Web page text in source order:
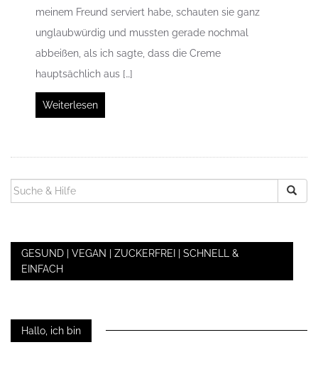
meinem Freund serviert habe, schauten sie ganz
unglaubwürdig und mussten gerade nochmal
abbeißen, als ich sagte, dass die Creme
hauptsächlich aus […]
Weiterlesen
SUCHEN
NACH:
GESUND | VEGAN | ZUCKERFREI | SCHNELL &
EINFACH
Hallo, ich bin